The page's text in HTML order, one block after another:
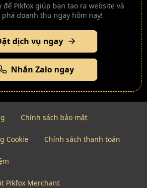
Pikfox giúp bạn tạo ra website và
doanh thu ngay hôm nay!
dịch vụ ngay
Nhắn Zalo ngay
Chính sách bảo mật
Cookie Chính sách thanh toán
Pikfox Merchant